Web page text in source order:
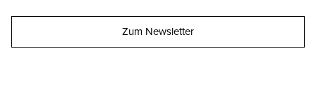
Zum Newsletter